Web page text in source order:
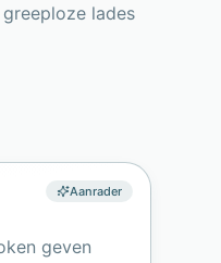
lades
Aanrader
geven